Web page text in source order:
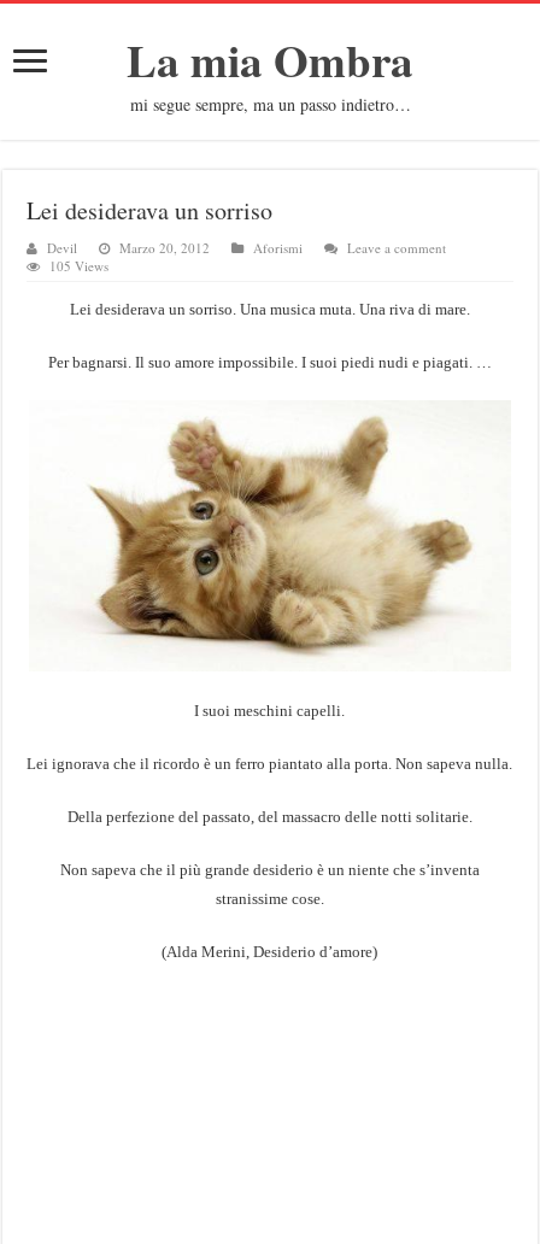
La mia Ombra
mi segue sempre, ma un passo indietro…
Lei desiderava un sorriso
Devil Marzo 20, 2012 Aforismi
Leave a comment
105 Views
Lei desiderava un sorriso. Una musica muta. Una riva di mare.
Per bagnarsi. Il suo amore impossibile. I suoi piedi nudi e piagati. …
I suoi meschini capelli.
Lei ignorava che il ricordo è un ferro piantato alla porta. Non sapeva nulla.
Della perfezione del passato, del massacro delle notti solitarie.
Non sapeva che il più grande desiderio è un niente che s’inventa
stranissime cose.
(Alda Merini, Desiderio d’amore)